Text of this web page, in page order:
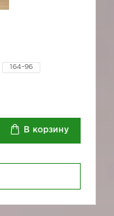
164-96
В корзину